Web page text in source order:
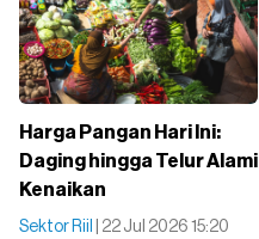
Harga Pangan Hari Ini:
Daging hingga Telur Alami
Kenaikan
Sektor Riil | 22 Jul 2026 15:20